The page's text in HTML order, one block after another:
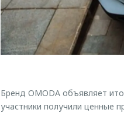
Бренд OMODA объявляет
участники получили ценные